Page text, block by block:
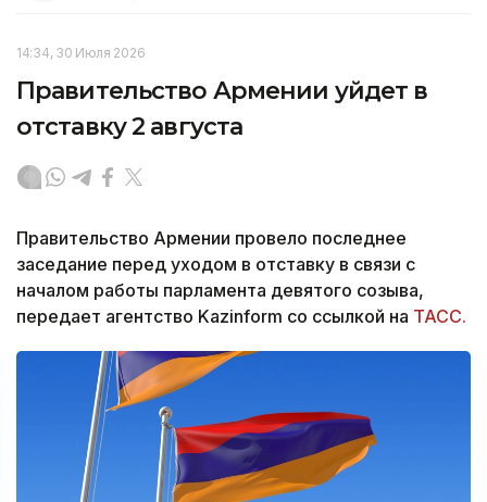
14:34, 30 Июля 2026
Правительство Армении уйдет в
отставку 2 августа
Правительство Армении провело последнее
заседание перед уходом в отставку в связи с
началом работы парламента девятого созыва,
передает агентство Kazinform со ссылкой на ТАСС.